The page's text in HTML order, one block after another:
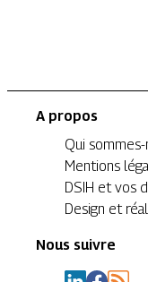
A propos
Qui sommes-
Mentions
DSIH et vos
Design et
Nous suivre